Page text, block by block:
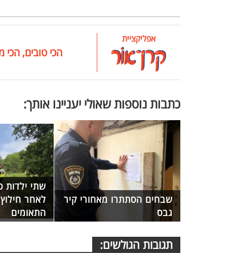
אפליקציית
הכי טובים, הכי
כתבות נוספות שאולי יעניינו אותך:
שבחים הסתתרו מאחורי קיר
גבס
לאחר
התאומים
תגובות הגולשים: